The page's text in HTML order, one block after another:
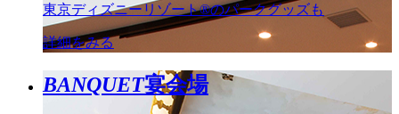
東京ディズニーリゾート®のパークグッズも
詳細をみる
BANQUET宴会場